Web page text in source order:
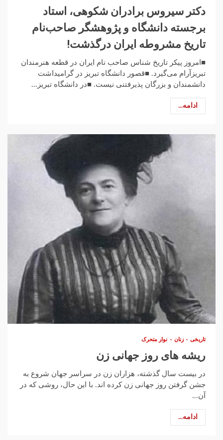
دکتر سیروس برادران شکوهی، استاد
برجسته دانشگاه و پژوهشگر صاحب‌نام
تاریخ مشروطه ایران درگذشت!
■امروز پیکر تاریخ شناس صاحب نام ایران در قطعه هنرمندان
تبریزآرام می‌گیرد. ■قصور دانشگاه تبریز در گرامیداشت
دانشمندان و بزرگان پذیرفتنی نیست. ■در دانشگاه تبریز...
ادامه...
تاریخی زنان نوار متحرک
ریشه های روز جهانی زن
در بیست سال گذشته، هزاران زن در سراسر جهان شروع به
جشن گرفتن روز جهانی زن کرده اند. با این حال، روشی که در
آن...
ادامه...